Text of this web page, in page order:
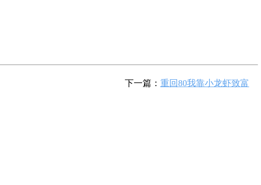
下一篇： 重回80我靠小龙虾致富